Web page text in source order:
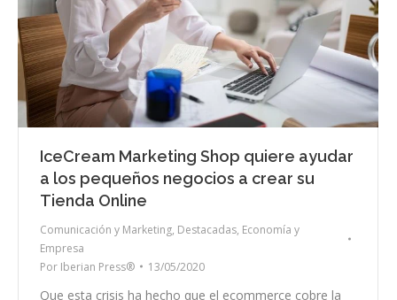
IceCream Marketing Shop quiere ayudar
a los pequeños negocios a crear su
Tienda Online
Comunicación y Marketing, Destacadas, Economía y
Empresa
Por Iberian Press® 13/05/2020
Que esta crisis ha hecho que el ecommerce cobre la